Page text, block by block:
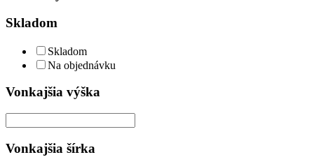
Skladom
Skladom
Na objednávku
Vonkajšia výška
Vonkajšia šírka